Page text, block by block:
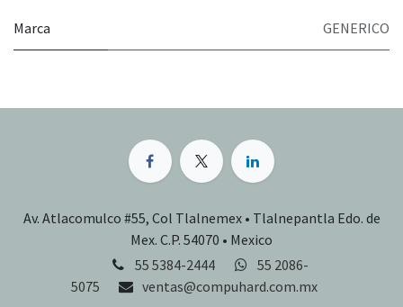
Marca GENERICO
Av. Atlacomulco #55, Col Tlalnemex • Tlalnepantla Edo. de
Mex. C.P. 54070 • Mexico
55 5384-2444
55 2086-
5075
ventas@compuhard.com.mx